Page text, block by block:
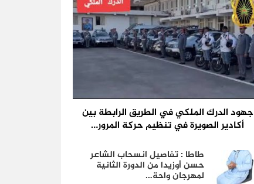
جهود الدرك الملكي في الطريق الرابطة بين
أكادير الصويرة في تنظيم حركة المرور…
طاطا : تفاصيل انسحاب الشاعر
حسن أوزيدا من الدورة الثانية
لمهرجان واحة…